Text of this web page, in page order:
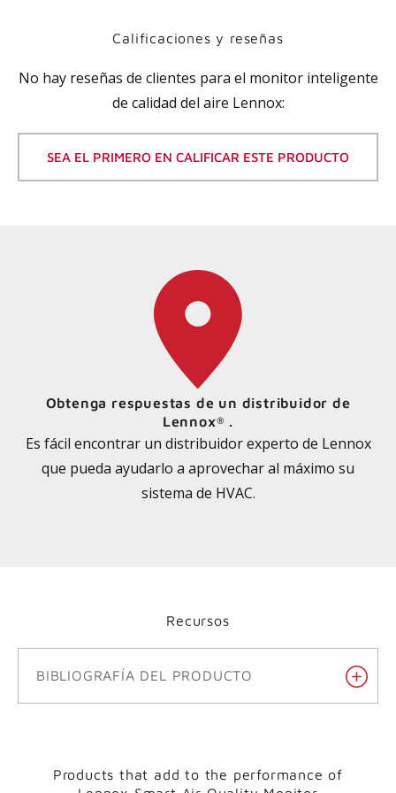
Calificaciones y reseñas
No hay reseñas de clientes para el monitor inteligente
de calidad del aire Lennox:
SEA EL PRIMERO EN CALIFICAR ESTE PRODUCTO
Obtenga respuestas de un distribuidor de
Lennox® .
Es fácil encontrar un distribuidor experto de Lennox
que pueda ayudarlo a aprovechar al máximo su
sistema de HVAC.
Recursos
BIBLIOGRAFÍA DEL PRODUCTO
Products that add to the performance of